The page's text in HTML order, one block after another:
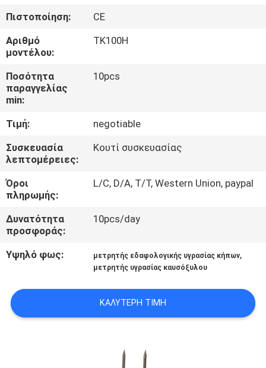
ΓΎΡΟΣ
ΕΡΓΟΣΤΑΣΊΩΝ
ΠΟΙΟΤΙΚΌΣ
ΈΛΕΓΧΟΣ
ΕΠΑΦΉ
ΝΈΑ
ΌΛΕΣ
ΟΙ
ΠΕΡΙΠΤΏΣΕΙΣ
SITEMAP
PRIVACY
Πιστοποίηση:
CE
Αριθμό
μοντέλου:
TK100H
Ποσότητα
παραγγελίας
min:
10pcs
Τιμή:
negotiable
Συσκευασία
λεπτομέρειες:
Κουτί συσκευασίας
Όροι
πληρωμής:
L/C, D/A, T/T, Western Union, paypal
Δυνατότητα
προσφοράς:
10pcs/day
Υψηλό φως: μετρητής εδαφολογικής υγρασίας κήπων,
μετρητής υγρασίας καυσόξυλου
ΚΑΛΎΤΕΡΗ ΤΙΜΉ